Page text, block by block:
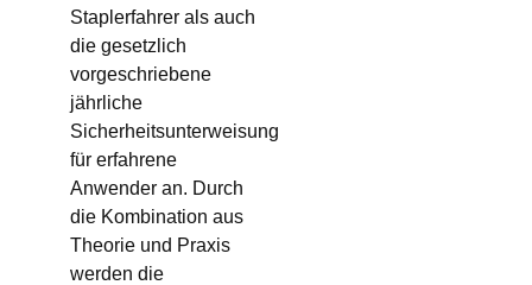
Staplerfahrer als auch
die gesetzlich
vorgeschriebene
jährliche
Sicherheitsunterweisung
für erfahrene
Anwender an. Durch
die Kombination aus
Theorie und Praxis
werden die